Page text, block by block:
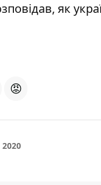
як
😡